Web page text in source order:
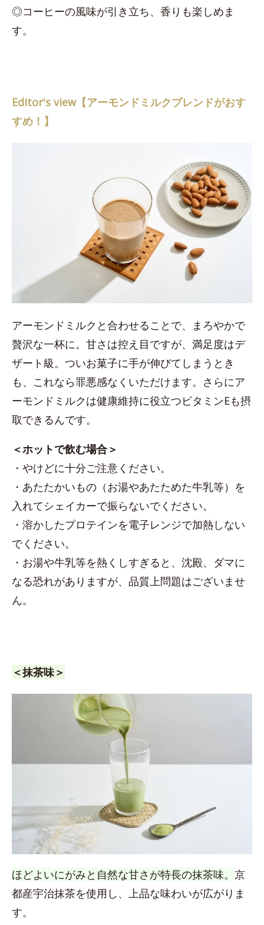
◎コーヒーの風味が引き立ち、香りも楽しめま
す。
Editor's view【アーモンドミルクブレンドがおす
すめ！】
アーモンドミルクと合わせることで、まろやかで
贅沢な一杯に。甘さは控え目ですが、満足度はデ
ザート級。ついお菓子に手が伸びてしまうとき
も、これなら罪悪感なくいただけます。さらにア
ーモンドミルクは健康維持に役立つビタミンEも摂
取できるんです。
＜ホットで飲む場合＞
・やけどに十分ご注意ください。
・あたたかいもの（お湯やあたためた牛乳等）を
入れてシェイカーで振らないでください。
・溶かしたプロテインを電子レンジで加熱しない
でください。
・お湯や牛乳等を熱くしすぎると、沈殿、ダマに
なる恐れがありますが、品質上問題はございませ
ん。
＜抹茶味＞
ほどよいにがみと自然な甘さが特長の抹茶味。 京
都産宇治抹茶を使用し、上品な味わいが広がりま
す。